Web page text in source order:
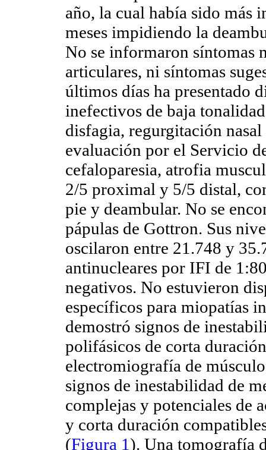
año, la cual había sido más
meses impidiendo la
No se informaron síntomas
articulares, ni síntomas
últimos días ha presentado
inefectivos de baja
disfagia, regurgitación
evaluación por el Servicio
cefaloparesia, atrofia
2/5 proximal y 5/5 distal,
pie y deambular. No se
pápulas de Gottron. Sus
oscilaron entre 21.748 y
antinucleares por IFI de
negativos. No estuvieron
específicos para miopatías
demostró signos de
polifásicos de corta
electromiografía de
signos de inestabilidad de
complejas y potenciales de
y corta duración
(Figura 1 ). Una tomografía